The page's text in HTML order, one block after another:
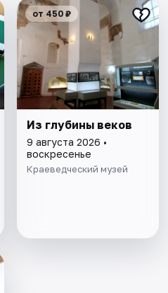
от 450 ₽
Из глубины веков
9 августа 2026 •
воскресенье
Краеведческий музей